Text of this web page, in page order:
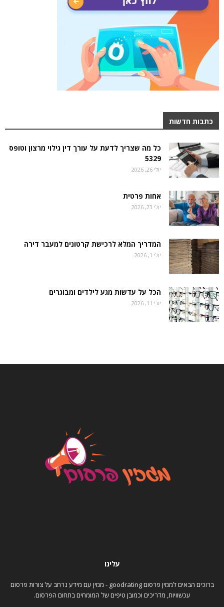
כתבות חדשות
כל מה שצריך לדעת על עורך דין גילוי מרצון וטופס
5329
יולי 26, 2026
אחות פרטית
יולי 23, 2026
המדריך המלא לרכישת קרטונים למעבר דירה
יולי 1, 2026
הכל על עדשות מגע לילדים ומבוגרים
יוני 11, 2026
עלינו
ברוכים הבאים למגזין פרסום goodrating - מגזין עם מידע נרחב על צורות פרסום
עכשוויות, מדריכים וכמובן טיפים של המומחים בתחום הפרסום.